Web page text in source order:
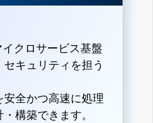
イクロサービス基盤
キュリティを担う
安全かつ高速に処理
構築できます。